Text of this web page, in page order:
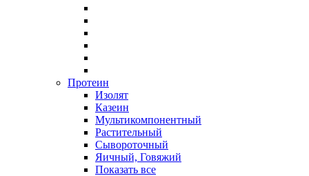
Протеин
Изолят
Казеин
Мультикомпонентный
Растительный
Сывороточный
Яичный, Говяжий
Показать все